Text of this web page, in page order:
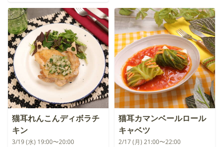
猫耳れんこんディボラチ
キン
3/19 (水) 19:00〜20:00
猫耳カマンベールロール
キャベツ
2/17 (月) 21:00〜22:00